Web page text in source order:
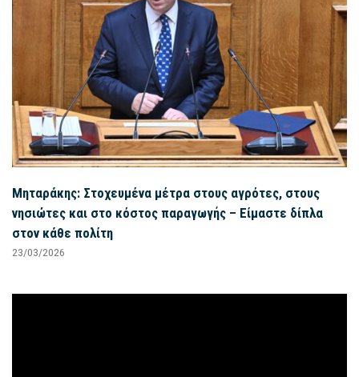
Μηταράκης: Στοχευμένα μέτρα στους αγρότες, στους
νησιώτες και στο κόστος παραγωγής – Είμαστε δίπλα
στον κάθε πολίτη
23/03/2026